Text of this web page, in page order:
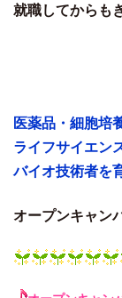
就職してからも
医薬品・細胞培
ライフサイエン
バイオ技術者を
オープンキャン